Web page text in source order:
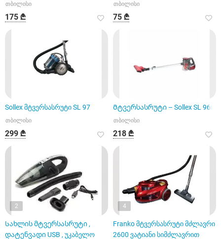
თბილისი
175 ₾
თბილისი
75 ₾
Sollex მტვერსასრუტი SL 97
თბილისი
299 ₾
Მტვერსასრუტი – Sollex SL 960
თბილისი
218 ₾
2
Სახლის მტვერსასრუტი ,
დატენვადი USB , უკაბელო
4
Franko მტვერსასრუტი მძლავრი
2600 ვატიანი სიმძლავრით